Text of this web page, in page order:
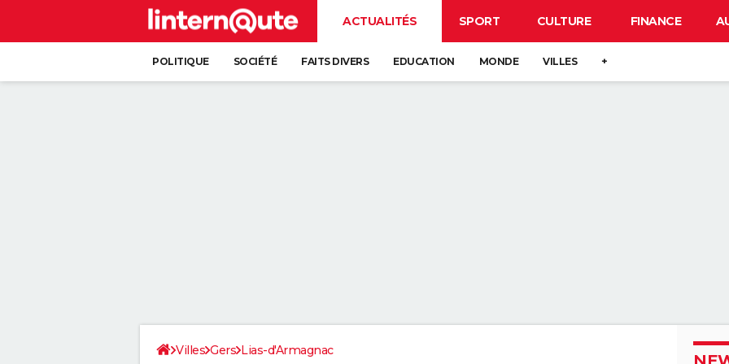
ACTUALITÉS SPORT CULTURE FINANCE
POLITIQUE SOCIÉTÉ FAITS DIVERS EDUCATION MONDE VILLES +
Villes Gers Lias-d'Armagnac